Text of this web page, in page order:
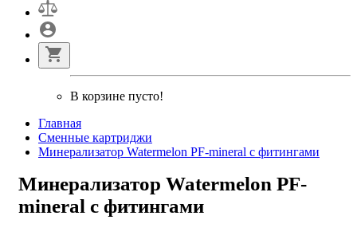
В корзине пусто!
Главная
Сменные картриджи
Минерализатор Watermelon PF-mineral с фитингами
Минерализатор Watermelon PF-
mineral с фитингами